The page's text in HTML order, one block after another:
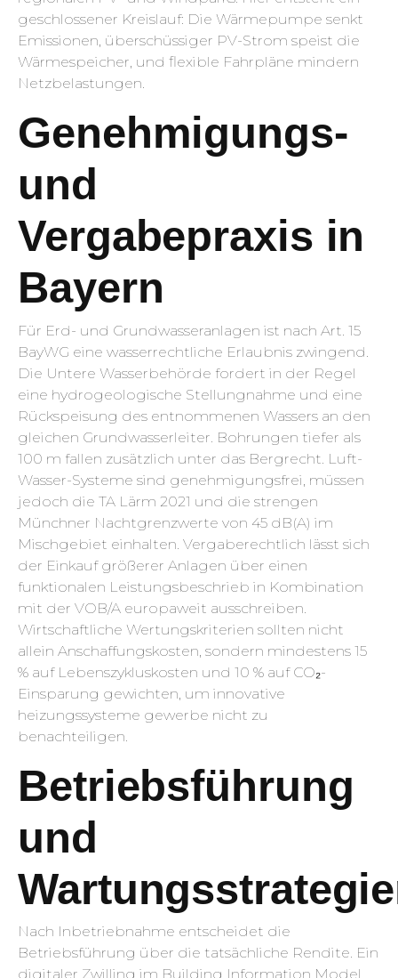
geschlossener Kreislauf: Die Wärmepumpe senkt
Emissionen, überschüssiger PV-Strom speist die
Wärmespeicher, und flexible Fahrpläne mindern
Netz­belastungen.
Genehmigungs-
und
Vergabepraxis in
Bayern
Für Erd- und Grundwasseranlagen ist nach Art. 15
BayWG eine wasserrechtliche Erlaubnis zwingend.
Die Untere Wasserbehörde fordert in der Regel
eine hydrogeologische Stellungnahme und eine
Rückspeisung des entnommenen Wassers an den
gleichen Grundwasserleiter. Bohrungen tiefer als
100 m fallen zusätzlich unter das Bergrecht. Luft-
Wasser-Systeme sind genehmigungsfrei, müssen
jedoch die TA Lärm 2021 und die strengen
Münchner Nachtgrenzwerte von 45 dB(A) im
Mischgebiet einhalten. Vergaberechtlich lässt sich
der Einkauf größerer Anlagen über einen
funktionalen Leistungsbeschrieb in Kombination
mit der VOB/A europaweit ausschreiben.
Wirtschaftliche Wertungskriterien sollten nicht
allein Anschaffungskosten, sondern mindestens 15
% auf Lebenszykluskosten und 10 % auf CO₂-
Einsparung gewichten, um innovative
heizungssysteme gewerbe nicht zu
benachteiligen.
Betriebsführung
und
Nach Inbetriebnahme entscheidet die
Betriebsführung über die tatsächliche Rendite. Ein
digitaler Zwilling im Building Information Model